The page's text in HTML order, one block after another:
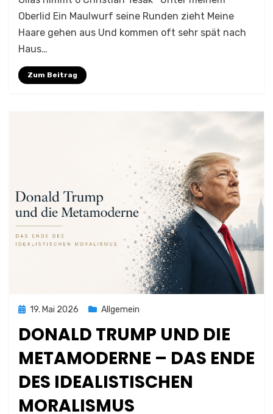
Oberlid Ein Maulwurf seine Runden zieht Meine
Haare gehen aus Und kommen oft sehr spät nach
Haus…
Zum Beitrag
Posted
19. Mai 2026 Allgemein
DONALD TRUMP UND DIE
METAMODERNE – DAS ENDE
DES IDEALISTISCHEN
MORALISMUS